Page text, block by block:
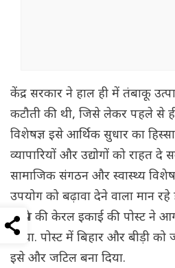
केंद्र सरकार ने हाल ही में तंबाकू
कटौती की थी, जिसे लेकर पहले से
विशेषज्ञ इसे आर्थिक सुधार का
व्यापारियों और उद्योगों को राहत
सामाजिक संगठन और स्वास्थ्य
उपयोग को बढ़ावा देने वाला मान
कांग्रेस की केरल इकाई की पोस्ट ने
किया. पोस्ट में बिहार और बीड़ी
इसे और जटिल बना दिया.